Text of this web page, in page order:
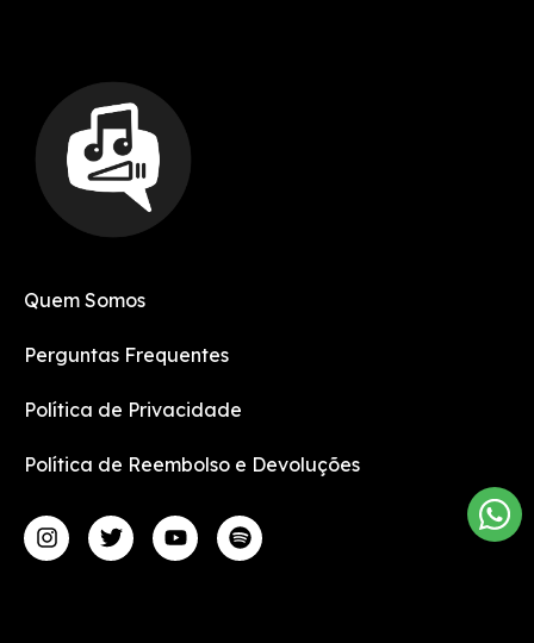
Quem Somos
Perguntas Frequentes
Política de Privacidade
Política de Reembolso e Devoluções